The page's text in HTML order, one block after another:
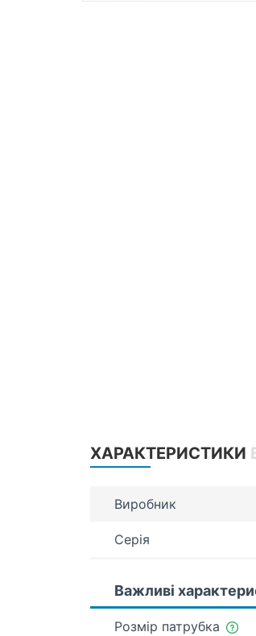
ХАРАКТЕРИСТИКИ
Виробник
Серія
Важливі
Розмір патрубка